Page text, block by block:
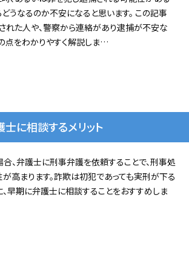
どうなるのか不安になると思います。 この記事
れた人や、警察から連絡があり逮捕が不安な
点をわかりやすく解説しま…
に相談するメリット
、弁護士に刑事弁護を依頼することで、刑事処
高まります。詐欺は初犯であっても実刑が下る
早期に弁護士に相談することをおすすめしま